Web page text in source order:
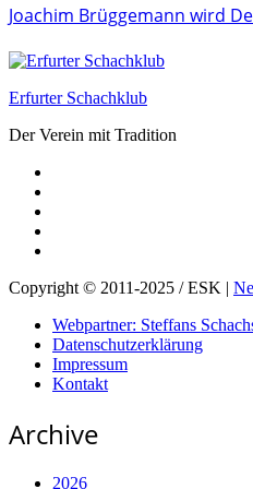
Joachim Brüggemann wird
Erfurter Schachklub
Der Verein mit Tradition
Copyright © 2011-2025 / ESK |
Webpartner: Steffans
Datenschutzerklärung
Impressum
Kontakt
Archive
2026